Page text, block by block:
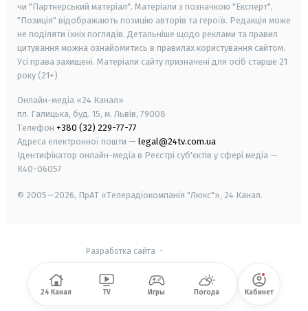
чи "Партнерський матеріал". Матеріали з позначкою "Експерт",
"Позиція" відображають позицію авторів та героїв. Редакція може
не поділяти їхніх поглядів. Детальніше щодо реклами та правил
цитування можна ознайомитись в правилах користування сайтом.
Усі права захищені. Матеріали сайту призначені для осіб старше 21
року (21+)
Онлайн-медіа «24 Канал»
пл. Галицька, буд. 15, м. Львів, 79008
Телефон +380 (32) 229-77-77
Адреса електронної пошти — legal@24tv.com.ua
Ідентифікатор онлайн-медіа в Реєстрі суб'єктів у сфері медіа —
R40-06057
© 2005—2026, ПрАТ «Телерадіокомпанія "Люкс"», 24 Канал.
Разработка сайта -
24 Канал TV Игры Погода Кабинет